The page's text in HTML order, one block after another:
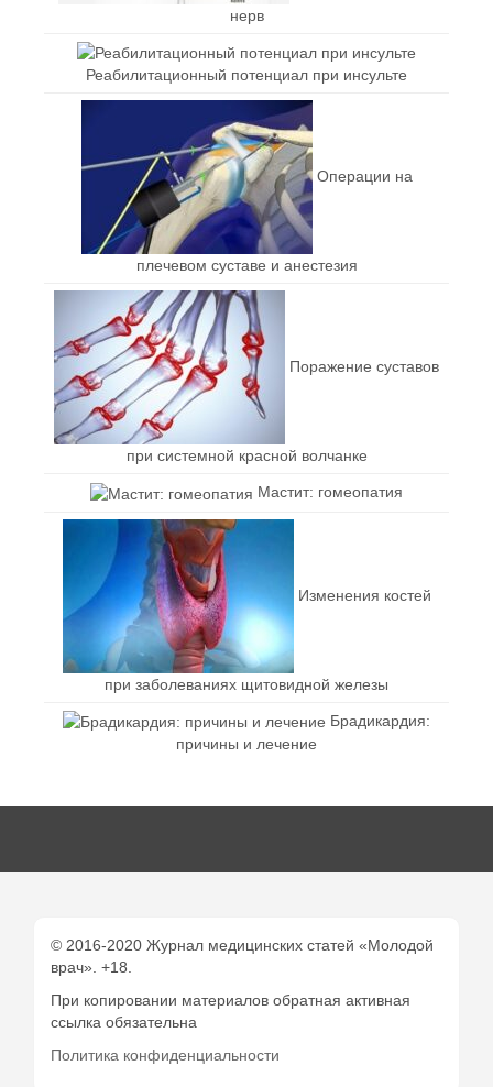
нерв
Реабилитационный потенциал при инсульте
Операции на
плечевом суставе и анестезия
Поражение суставов
при системной красной волчанке
Мастит: гомеопатия
Изменения костей
при заболеваниях щитовидной железы
Брадикардия:
причины и лечение
© 2016-2020 Журнал медицинских статей «Молодой
врач». +18.
При копировании материалов обратная активная
ссылка обязательна
Политика конфиденциальности